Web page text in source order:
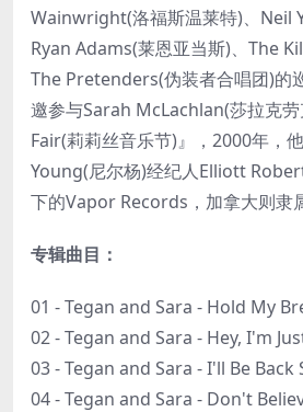
Wainwright(洛福斯温莱特)、Neil
Ryan Adams(莱恩亚当斯)、The
The Pretenders(伪装者合唱团)的
邀参与Sarah McLachlan(莎拉克
Fair(莉莉丝音乐节)』，2000年，
Young(尼尔杨)经纪人Elliott
下的Vapor Records，加拿大则隶
专辑曲目：
01 - Tegan and Sara - Hold My
02 - Tegan and Sara - Hey, I'm
03 - Tegan and Sara - I'll Be Back
04 - Tegan and Sara - Don't